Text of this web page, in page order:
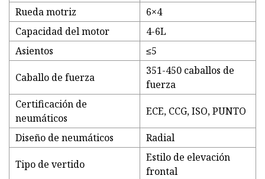
Rueda motriz
6×4
Capacidad del motor
4-6L
Asientos
≤5
Caballo de fuerza
351-450 caballos de
fuerza
Certificación de
neumáticos
ECE, CCG, ISO, PUNTO
Diseño de neumáticos Radial
Tipo de vertido
Estilo de elevación
frontal